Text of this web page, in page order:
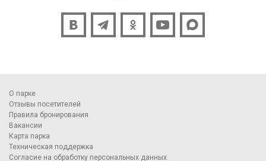
О парке
Отзывы посетителей
Правила бронирования
Вакансии
Карта парка
Техническая поддержка
Согласие на обработку персональных данных